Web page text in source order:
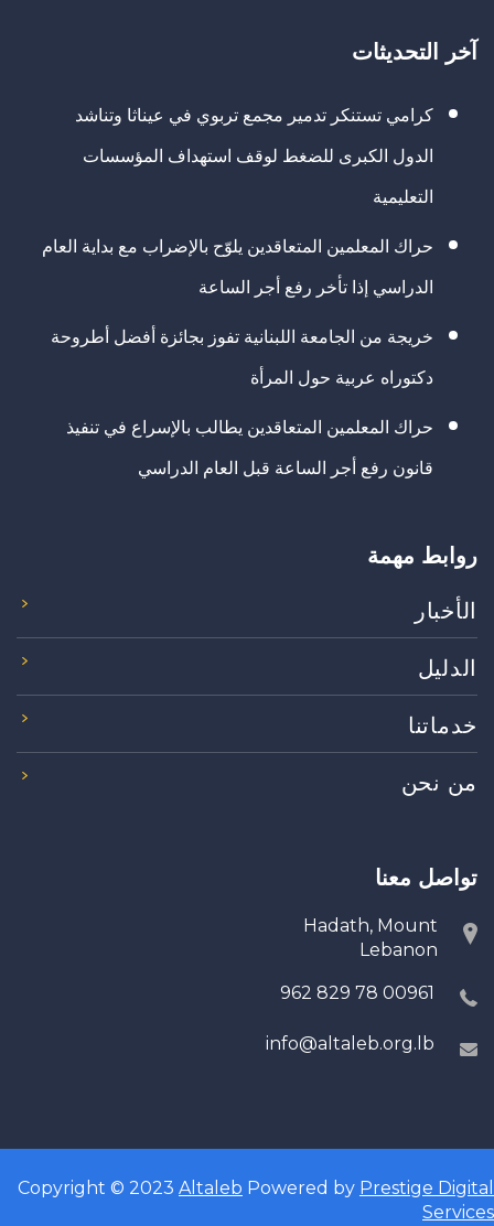
آخر التحديثات
كرامي تستنكر تدمير مجمع تربوي في عيناثا وتناشد
الدول الكبرى للضغط لوقف استهداف المؤسسات
التعليمية
حراك المعلمين المتعاقدين يلوّح بالإضراب مع بداية العام
الدراسي إذا تأخر رفع أجر الساعة
خريجة من الجامعة اللبنانية تفوز بجائزة أفضل أطروحة
دكتوراه عربية حول المرأة
حراك المعلمين المتعاقدين يطالب بالإسراع في تنفيذ
قانون رفع أجر الساعة قبل العام الدراسي
روابط مهمة
الأخبار
الدليل
خدماتنا
من نحن
تواصل معنا
Hadath, Mount
Lebanon
00961 78 829 962
info@altaleb.org.lb
Copyright © 2023 Altaleb Powered by Prestige Digital
Services